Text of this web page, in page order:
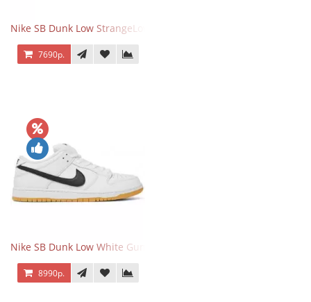
Nike SB Dunk Low StrangeLove Valentine's Day
7690р.
Nike SB Dunk Low White Gum
8990р.